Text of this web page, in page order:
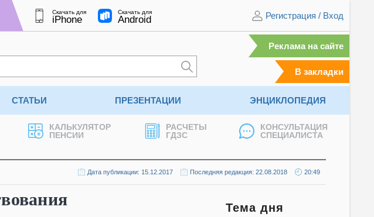
Скачать для
iPhone
Скачать для
Android Регистрация / Вход
Реклама на сайте
В закладки
СТАТЬИ ПРЕЗЕНТАЦИИ ЭНЦИКЛОПЕДИЯ
КАЛЬКУЛЯТОР
ПЕНСИИ
РАСЧЕТЫ
ГДЗС
КОНСУЛЬТАЦИЯ
СПЕЦИАЛИСТА
Дата публикации: 15.12.2017 Последняя редакция: 22.08.2018 20:49
Тема дня